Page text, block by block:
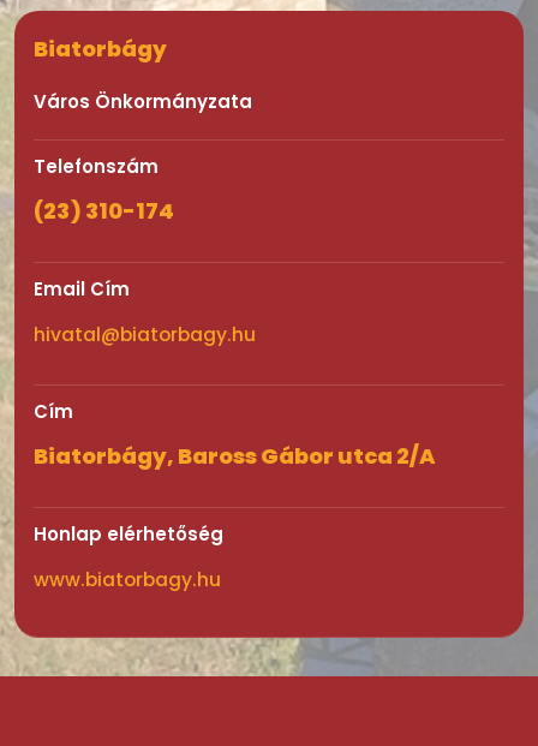
Biatorbágy
Város Önkormányzata
Telefonszám
(23) 310-174
Email Cím
hivatal@biatorbagy.hu
Cím
Biatorbágy, Baross Gábor utca 2/A
Honlap elérhetőség
www.biatorbagy.hu